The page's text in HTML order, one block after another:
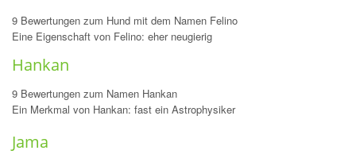
9 Bewertungen zum Hund mit dem Namen Felino
Eine Eigenschaft von Felino: eher neugierig
Hankan
9 Bewertungen zum Namen Hankan
Ein Merkmal von Hankan: fast ein Astrophysiker
Jama